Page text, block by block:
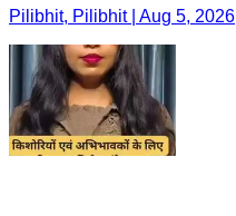
Pilibhit, Pilibhit | Aug 5, 2026